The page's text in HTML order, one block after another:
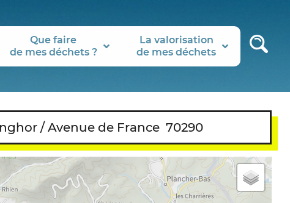
Que faire
de mes déchets ?
La valorisation
de mes déchets
/ Avenue de France 70290